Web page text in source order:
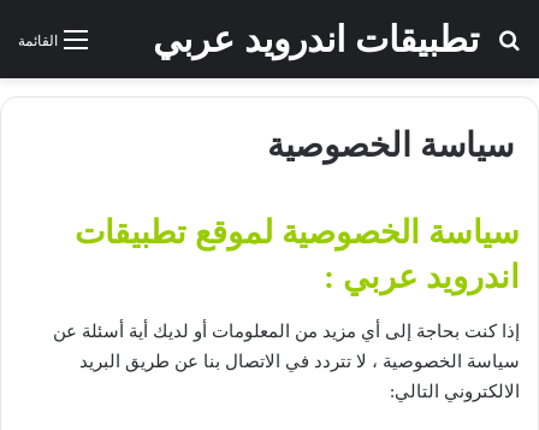
القائمة تطبيقات اندرويد عربي
بحث عن
سياسة الخصوصية
سياسة الخصوصية لموقع تطبيقات
اندرويد عربي :
إذا كنت بحاجة إلى أي مزيد من المعلومات أو لديك أية أسئلة عن
سياسة الخصوصية ، لا تتردد في الاتصال بنا عن طريق البريد
الالكتروني التالي: